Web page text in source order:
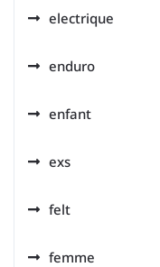
electrique
enduro
enfant
exs
felt
femme